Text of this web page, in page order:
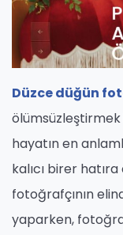
Düzce düğün
hayatın en
kalıcı birer
fotoğrafçının
yaparken,